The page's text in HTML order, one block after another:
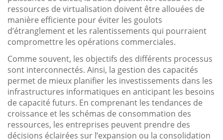
ressources de virtualisation doivent être allouées de
manière efficiente pour éviter les goulots
d’étranglement et les ralentissements qui pourraient
compromettre les opérations commerciales.
Comme souvent, les objectifs des différents processus
sont interconnectés. Ainsi, la gestion des capacités
permet de mieux planifier les investissements dans les
infrastructures informatiques en anticipant les besoins
de capacité futurs. En comprenant les tendances de
croissance et les schémas de consommation des
ressources, les entreprises peuvent prendre des
décisions éclairées sur l’expansion ou la consolidation